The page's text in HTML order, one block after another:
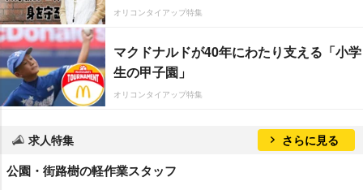
オリコンタイアップ特集
マクドナルドが40年にわたり支える「小学
生の甲子園」
オリコンタイアップ特集
求人特集 さらに見る
公園・街路樹の軽作業スタッフ